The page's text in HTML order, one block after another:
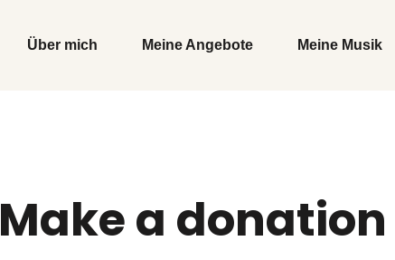
Über mich Meine Angebote Meine Musik
Make a donation